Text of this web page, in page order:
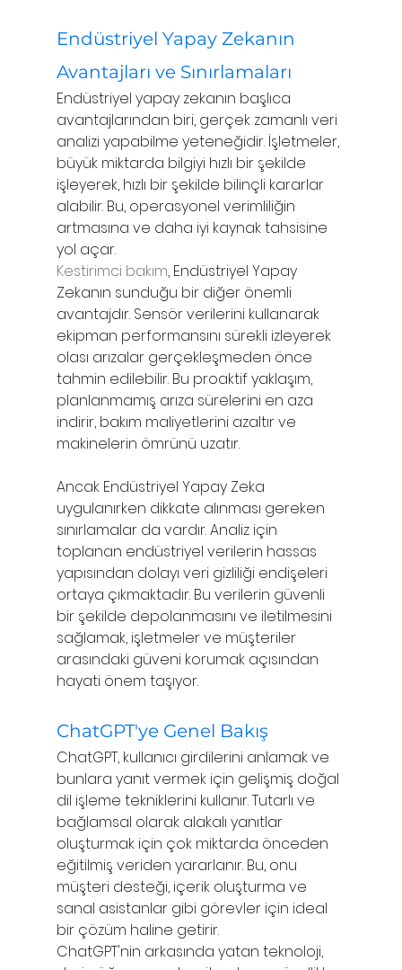
Endüstriyel Yapay Zekanın
Avantajları ve Sınırlamaları
Endüstriyel yapay zekanın başlıca
avantajlarından biri, gerçek zamanlı veri
analizi yapabilme yeteneğidir. İşletmeler,
büyük miktarda bilgiyi hızlı bir şekilde
işleyerek, hızlı bir şekilde bilinçli kararlar
alabilir. Bu, operasyonel verimliliğin
artmasına ve daha iyi kaynak tahsisine
yol açar.
Kestirimci bakım, Endüstriyel Yapay
Zekanın sunduğu bir diğer önemli
avantajdır. Sensör verilerini kullanarak
ekipman performansını sürekli izleyerek
olası arızalar gerçekleşmeden önce
tahmin edilebilir. Bu proaktif yaklaşım,
planlanmamış arıza sürelerini en aza
indirir, bakım maliyetlerini azaltır ve
makinelerin ömrünü uzatır.
Ancak Endüstriyel Yapay Zeka
uygulanırken dikkate alınması gereken
sınırlamalar da vardır. Analiz için
toplanan endüstriyel verilerin hassas
yapısından dolayı veri gizliliği endişeleri
ortaya çıkmaktadır. Bu verilerin güvenli
bir şekilde depolanmasını ve iletilmesini
sağlamak, işletmeler ve müşteriler
arasındaki güveni korumak açısından
hayati önem taşıyor.
ChatGPT'ye Genel Bakış
ChatGPT, kullanıcı girdilerini anlamak ve
bunlara yanıt vermek için gelişmiş doğal
dil işleme tekniklerini kullanır. Tutarlı ve
bağlamsal olarak alakalı yanıtlar
oluşturmak için çok miktarda önceden
eğitilmiş veriden yararlanır. Bu, onu
müşteri desteği, içerik oluşturma ve
sanal asistanlar gibi görevler için ideal
bir çözüm haline getirir.
ChatGPT'nin arkasında yatan teknoloji,